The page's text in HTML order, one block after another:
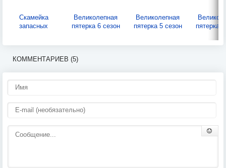
Скамейка
запасных
Великолепная
пятерка 6 сезон
Великолепная
пятерка 5 сезон
пятерка
КОММЕНТАРИЕВ (5)